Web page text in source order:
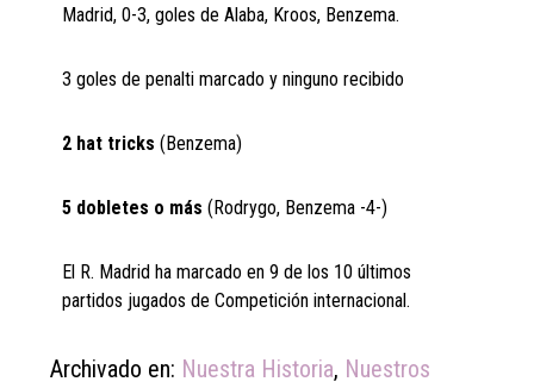
Madrid, 0-3, goles de Alaba, Kroos, Benzema.
3 goles de penalti marcado y ninguno recibido
2 hat tricks(Benzema)
5 dobletes o más (Rodrygo, Benzema -4-)
El R. Madrid ha marcado en 9 de los 10 últimos
partidos jugados de Competición internacional.
Archivado en: Nuestra Historia, Nuestros